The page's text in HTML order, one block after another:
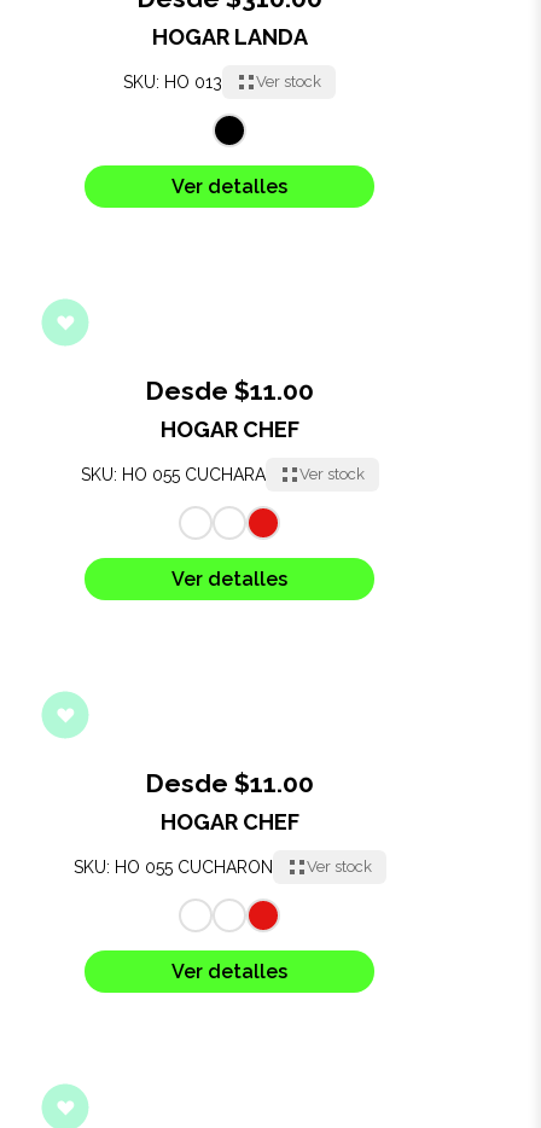
Tecnología
Llaveros
Herramientas
Hogar
Mascotas
Arte
HOGAR LANDA
SKU: HO 013 Ver stock
Ver detalles
Desde $11.00
HOGAR CHEF
SKU: HO 055 CUCHARA Ver stock
Ver detalles
Desde $11.00
HOGAR CHEF
SKU: HO 055 CUCHARON Ver stock
Ver detalles